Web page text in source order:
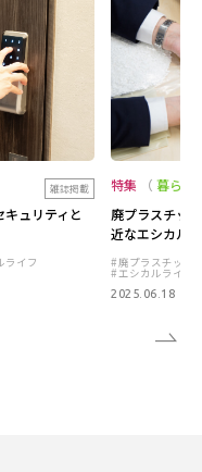
雑誌掲載
ュリティと
ライフ
特集 暮らす
廃プラスチッ
近なエシカル
廃プラスチック
エシカルライフ
2025.06.18